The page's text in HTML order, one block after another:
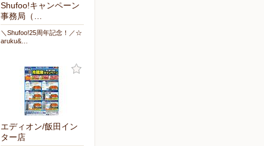
Shufoo!キャンペーン
事務局（…
＼Shufoo!25周年記念！／☆
aruku&…
エディオン/飯田イン
ター店